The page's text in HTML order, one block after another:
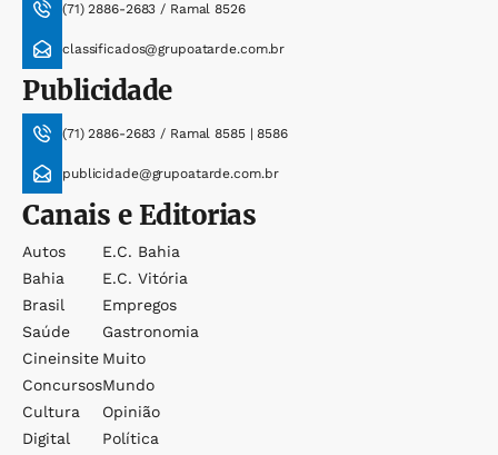
(71) 2886-2683 / Ramal 8526
classificados@grupoatarde.com.br
Publicidade
(71) 2886-2683 / Ramal 8585 | 8586
publicidade@grupoatarde.com.br
Canais e Editorias
Autos
Bahia
Brasil
Saúde
Cineinsite
Concursos
Cultura
Digital
E.c. Bahia
E.c. Vitória
Empregos
Gastronomia
Muito
Mundo
Opinião
Política